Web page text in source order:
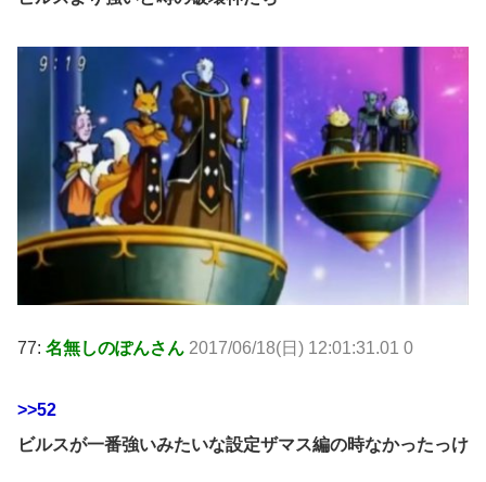
77: 名無しのぽんさん 2017/06/18(日) 12:01:31.01 0
>>52
ビルスが一番強いみたいな設定ザマス編の時なかったっけ